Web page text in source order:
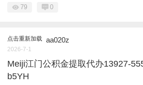
79 0
点击重新加载 aa020z
2026-7-1
Meiji江门公积金提取代办13927-
b5YH